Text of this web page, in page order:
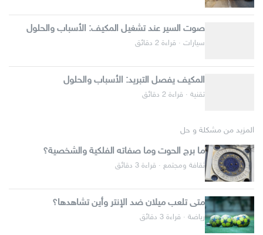
صوت السير عند تشغيل المكيف: الأسباب والحلول
سيارات · قراءة 2 دقائق
المكيف يفصل التبريد: الأسباب والحلول
تقنية · قراءة 2 دقائق
المزيد من مشكلة و حل
ما برج الحوت وما صفاته الفلكية والشخصية؟
ثقافة ومجتمع · قراءة 3 دقائق
متى تلعب ميلان ضد الإنتر وأين تشاهدها؟
رياضة · قراءة 3 دقائق